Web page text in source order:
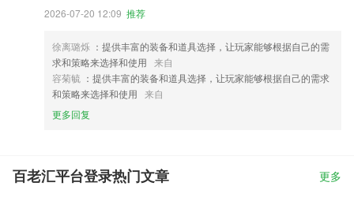
2026-07-20 12:09 推荐
徐离璐烁 ：提供丰富的装备和道具选择，让玩家能够根据自己的需
求和策略来选择和使用 来自
容菊毓 ：提供丰富的装备和道具选择，让玩家能够根据自己的需求
和策略来选择和使用 来自
更多回复
百老汇平台登录热门文章 更多